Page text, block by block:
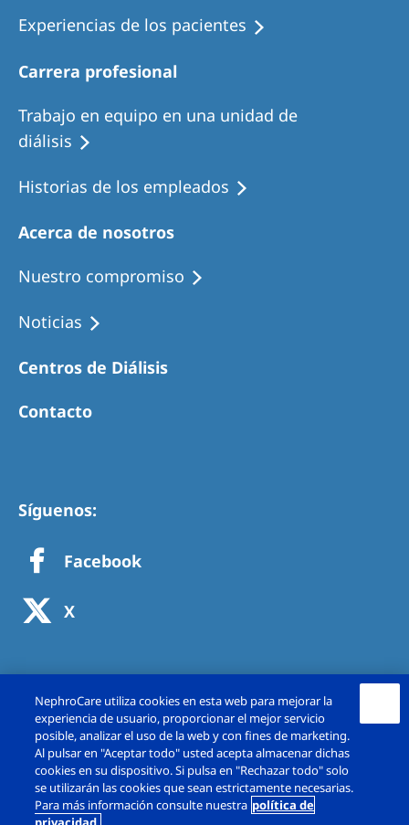
Experiencias de los pacientes
Carrera profesional
Trabajo en equipo en una unidad de
diálisis
Historias de los empleados
Acerca de nosotros
Nuestro compromiso
Noticias
Centros de Diálisis
Contacto
Síguenos:
Facebook
X
Copyright © Fresenius Medical Care España,
NephroCare utiliza cookies en esta web para mejorar la
experiencia de usuario, proporcionar el mejor servicio
posible, analizar el uso de la web y con fines de marketing.
Al pulsar en "Aceptar todo" usted acepta almacenar dichas
cookies en su dispositivo. Si pulsa en "Rechazar todo" solo
se utilizarán las cookies que sean estrictamente necesarias.
Para más información consulte nuestra política de